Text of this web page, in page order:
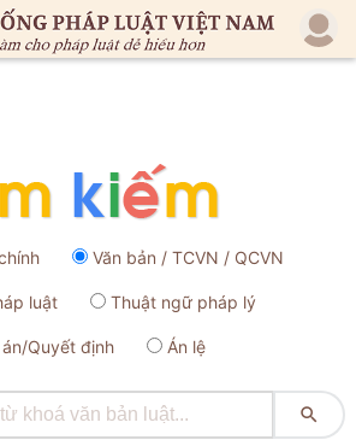
Văn bản / TCVN / QCVN
luật Thuật ngữ pháp lý
án/Quyết định Án lệ
